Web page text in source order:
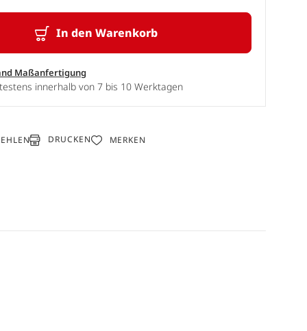
In den Warenkorb
Maßanfertigung
innerhalb von 7 bis 10 Werktagen
DRUCKEN MERKEN